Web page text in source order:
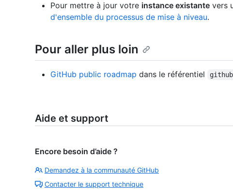
Pour mettre à jour votre instance existante vers
d'ensemble du processus de mise à niveau.
Pour aller plus loin
GitHub public roadmap dans le référentiel
Aide et support
Encore besoin d’aide ?
Demandez à la communauté GitHub
Contacter le support technique